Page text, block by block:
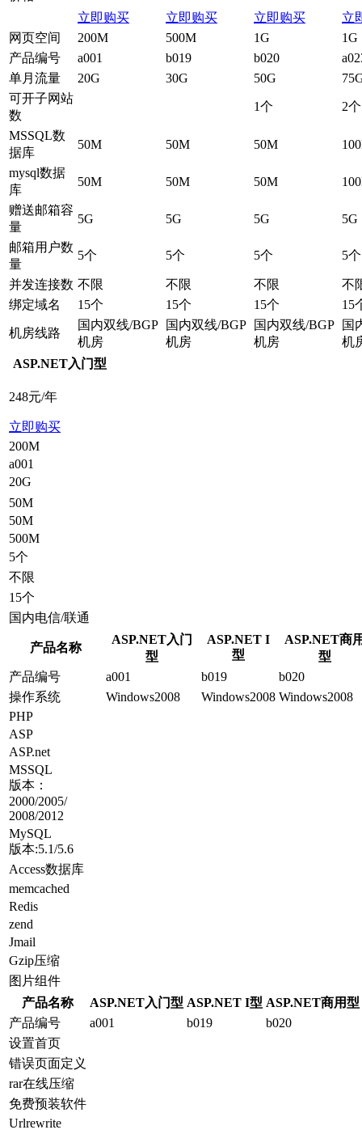
立即购买
立即购买 立即购买
立
网页空间
200M 500M 1G
1G
产品编号
a001 b019 b020
单月流量
20G 30G 50G
可开子网站
数
1个 2个
MSSQL数
据库
50M 50M 50M
mysql数据
库
50M 50M 50M
赠送邮箱容
量
5G 5G 5G 5G
邮箱用户数
量
5个 5个 5个 5个
并发连接数 不限 不限 不限
不
绑定域名
15个 15个 15个 15
机房线路
国内双线/BGP
机房
国内双线/BGP
机房
国内双线/BGP
机房
国
机
ASP.NET入门型
248元/年
立即购买
200M
a001
20G
50M
50M
500M
5个
不限
15个
国内电信/联通
产品名称
ASP.NET入门
型
ASP.NET I
型
ASP.NET商
型
产品编号
a001 b019
b020
操作系统
Windows2008 Windows2008 Windows2008
PHP
ASP
ASP.net
MSSQL
版本：
2000/2005/
2008/2012
MySQL
版本:5.1/5.6
Access数据库
memcached
Redis
zend
Jmail
Gzip压缩
图片组件
产品名称
ASP.NET入门型 ASP.NET I型 ASP.NET商用型
产品编号
a001 b019
b020
设置首页
错误页面定义
rar在线压缩
免费预装软件
Urlrewrite